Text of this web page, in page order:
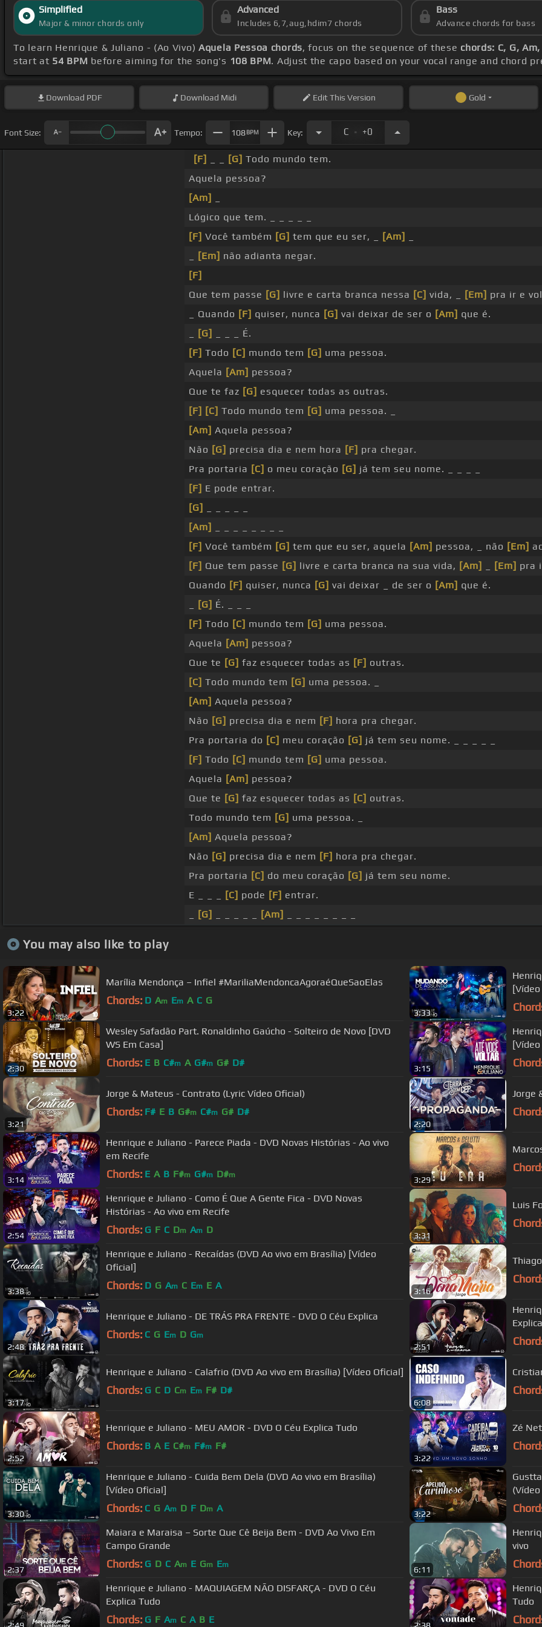
Simplified
Major & minor chords only
Advanced
Includes 6,7,aug,hdim7 chords
Bass
Advance chords for bass
To learn Henrique & Juliano - (Ao Vivo) Aquela Pessoa chords, focus on the sequence of these chords: C, G,
start at 54 BPM before aiming for the song's 108 BPM. Adjust the capo based on your vocal range and chord
Download PDF Download Midi EditThis Version Gold
Font Size: Tempo: 108BPM Key: C . +0
[F] [G] Todo mundo tem.
Aquela pessoa?
[Am]
Lógico que tem. _ _ _ _ _
[F] Você também [G] tem que eu ser, _ [Am]
[Em] não adianta negar.
[F]
Que tem passe [G] livre e carta branca nessa [C] vida, _ [Em] pra ir e
_ Quando [F] quiser, nunca [G] vai deixar de ser o [Am] que é.
[G]
_ _ _ É.
[F] Todo [C] mundo tem [G] uma pessoa.
Aquela [Am] pessoa?
Que te faz [G] esquecer todas as outras.
[F] [C] Todo mundo tem [G] uma pessoa. _
[Am] Aquela pessoa?
Não [G] precisa dia e nem hora [F] pra chegar.
Pra portaria [C] o meu coração [G] já tem seu nome. _ _ _ _
[F] E pode entrar.
[G]
[Am]
[F] Você também [G] tem que eu ser, aquela [Am] pessoa, _ não [Em]
[F] Que tem passe [G] livre e carta branca na sua vida, [Am] [Em] pra
Quando [F] quiser, nunca [G] vai deixar _ de ser o [Am] que é.
[G] É. _ _ _
[F] Todo [C] mundo tem [G] uma pessoa.
Aquela [Am] pessoa?
Que te [G] faz esquecer todas as [F] outras.
[C] Todo mundo tem [G] uma pessoa. _
[Am] Aquela pessoa?
Não [G] precisa dia e nem [F] hora pra chegar.
Pra portaria do [C] meu coração [G] já tem seu nome. _ _ _ _ _
[F] Todo [C] mundo tem [G] uma pessoa.
Aquela [Am] pessoa?
Que te [G] faz esquecer todas as [C] outras.
Todo mundo tem [G] uma pessoa. _
[Am] Aquela pessoa?
Não [G] precisa dia e nem [F] hora pra chegar.
Pra portaria [C] do meu coração [G] já tem seu nome.
E _ _ _
[C] pode [F] entrar.
[G] [Am]
You may also like to play
3:22
Marília Mendonça – Infiel #MariliaMendoncaAgoraéQueSaoElas
Chords: D Am Em A C G
3:33
2:30
Wesley Safadão Part. Ronaldinho Gaúcho - Solteiro de Novo [DVD
WS Em Casa]
Chords: E B C#m A G#m G# D#
3:15
3:21
Jorge & Mateus - Contrato (Lyric Vídeo Oficial)
Chords: F# E B G#m C#m G# D#
2:20
Jorge
3:14
Henrique e Juliano - Parece Piada - DVD Novas Histórias - Ao vivo
em Recife
Chords: E A B F#m G#m D#m
3:29
2:54
Henrique e Juliano - Como É Que A Gente Fica - DVD Novas
Histórias - Ao vivo em Recife
Chords: G F C Dm Am D
3:31
Luis
3:38
Henrique e Juliano - Recaídas (DVD Ao vivo em Brasília) [Vídeo
Oficial]
Chords: D G Am C Em E A
3:16
2:48
Henrique e Juliano - DE TRÁS PRA FRENTE - DVD O Céu Explica
Chords: C G Em D Gm
2:51
3:17
Henrique e Juliano - Calafrio (DVD Ao vivo em Brasília) [Vídeo Oficial]
Chords: G C D Cm Em F# D#
6:08
2:52
Henrique e Juliano - MEU AMOR - DVD O Céu Explica Tudo
Chords: B A E C#m F#m F#
3:22
Zé
3:30
Henrique e Juliano - Cuida Bem Dela (DVD Ao vivo em Brasília)
[Vídeo Oficial]
Chords: C G Am D F Dm A
3:22
2:37
Maiara e Maraisa – Sorte Que Cê Beija Bem - DVD Ao Vivo Em
Campo Grande
Chords: G D C Am E Gm Em
6:11
vivo
Henrique e Juliano - MAQUIAGEM NÃO DISFARÇA - DVD O Céu
Explica Tudo
Chords: G F Am C A B E
Tudo